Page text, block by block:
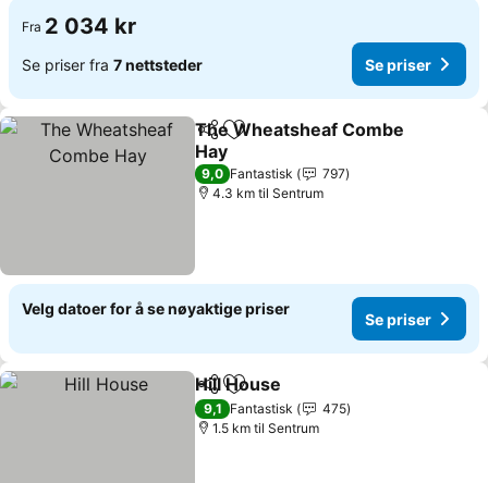
Fra 2 034 kr
Se priser fra 7 nettsteder Se priser
Del Legg til i favoritter
The Wheatsheaf Combe
Hay
Se priser
9,0 Fantastisk
797
4.3 km til Sentrum
Velg datoer for å se nøyaktige priser
Se priser
Del Legg til i favoritter
Hill House
9,1 Fantastisk
475
1.5 km til Sentrum